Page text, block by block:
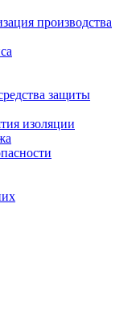
производства
защиты
изоляции